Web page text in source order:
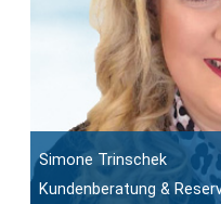
Simone Trinschek
Kundenberatung &